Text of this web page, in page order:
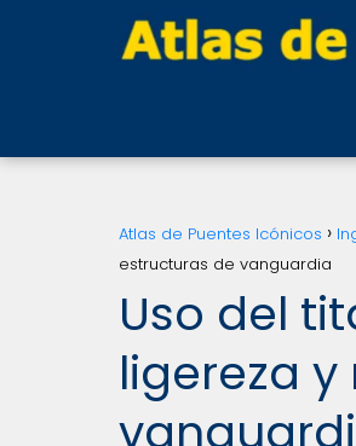
Atlas de Puentes Icónicos
estructuras de vanguardia
Uso del
ligereza